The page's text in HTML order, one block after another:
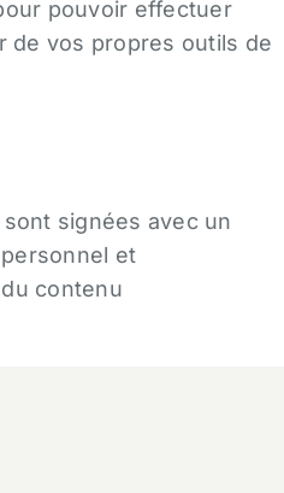
pouvoir effectuer
de vos propres outils de
signées avec un
et
contenu